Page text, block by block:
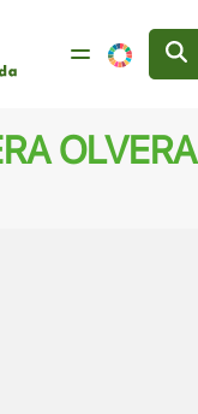
OLVERA